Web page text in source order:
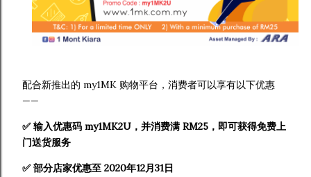
配合新推出的 my1MK 购物平台，消费者可以享有以下优惠
——
✅ 输入优惠码 my1MK2U，并消费满 RM25，即可获得免费上
门送货服务
✅ 部分店家优惠至 2020年12月31日